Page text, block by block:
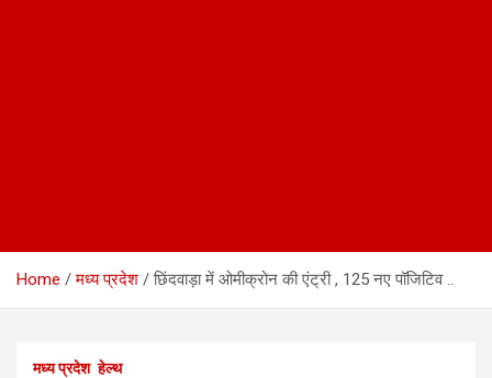
Home मध्य प्रदेश छिंदवाड़ा में ओमीक्रोन की एंट्री , 125 नए पॉजिटिव ..
मध्य प्रदेश हेल्थ